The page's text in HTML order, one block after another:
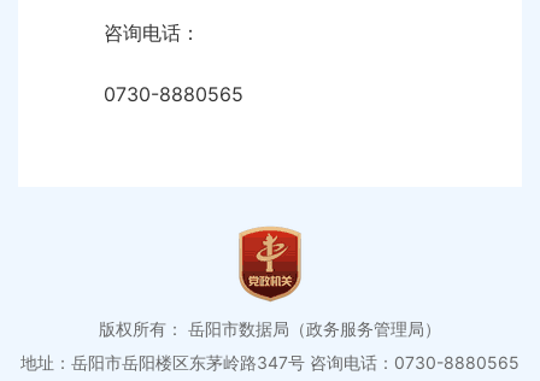
咨询电话：
0730-8880565
版权所有： 岳阳市数据局（政务服务管理局）
地址：岳阳市岳阳楼区东茅岭路347号 咨询电话：0730-8880565